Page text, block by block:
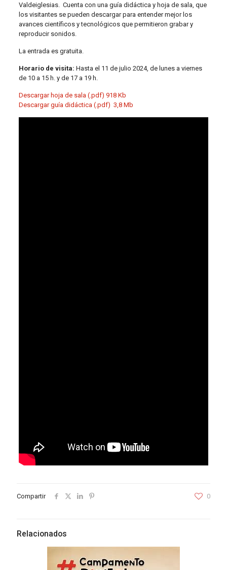
Valdeiglesias. Cuenta con una guía didáctica y hoja de sala, que
los visitantes se pueden descargar para entender mejor los
avances científicos y tecnológicos que permitieron grabar y
reproducir sonidos.
La entrada es gratuita.
Horario de visita: Hasta el 11 de julio 2024, de lunes a viernes
de 10 a 15 h. y de 17 a 19 h.
Descargar hoja de sala (.pdf) 918 Kb
Descargar guía didáctica (.pdf) 3,8 Mb
Compartir 0
Relacionados